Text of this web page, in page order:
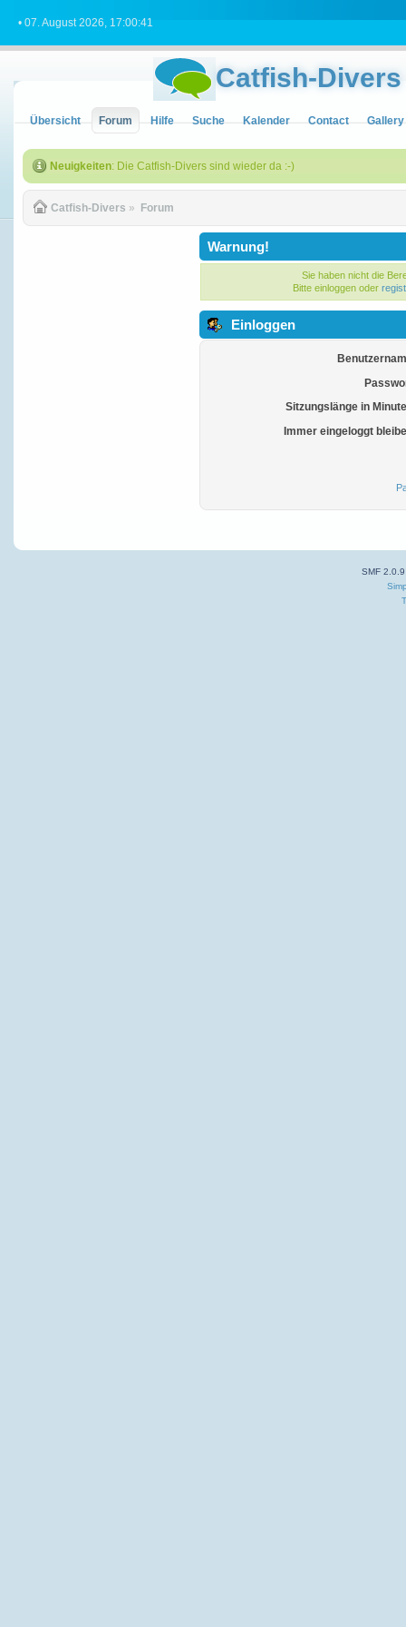
• 07. August 2026, 17:00:41
Catfish-Divers
Übersicht Forum Hilfe Suche Kalender Contact Gallery
Neuigkeiten: Die Catfish-Divers sind wieder da :-)
Catfish-Divers » Forum
Warnung!
Sie haben nicht die
Bitte einloggen oder
Einloggen
Sitzungslänge in
Immer eingeloggt
SMF 2.0.9